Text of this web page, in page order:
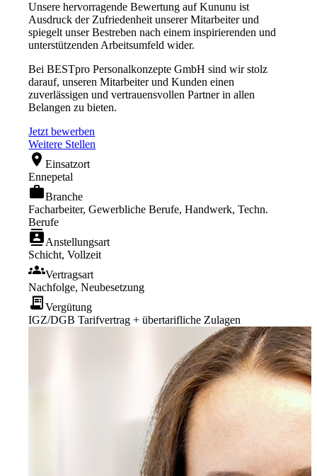
Unsere hervorragende Bewertung auf Kununu ist
Ausdruck der Zufriedenheit unserer Mitarbeiter und
spiegelt unser Bestreben nach einem inspirierenden und
unterstützenden Arbeitsumfeld wider.
Bei BESTpro Personalkonzepte GmbH sind wir stolz
darauf, unseren Mitarbeiter und Kunden einen
zuverlässigen und vertrauensvollen Partner in allen
Belangen zu bieten.
Jetzt bewerben
Weitere Stellen
location_onEinsatzort
Ennepetal
workBranche
Facharbeiter, Gewerbliche Berufe, Handwerk, Techn.
Berufe
contactsAnstellungsart
Schicht, Vollzeit
groupsVertragsart
Nachfolge, Neubesetzung
receipt_longVergütung
IGZ/DGB Tarifvertrag + übertarifliche Zulagen